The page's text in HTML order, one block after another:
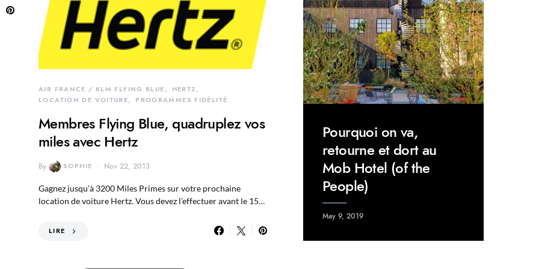
AIR FRANCE / KLM FLYING BLUE
HERTZ
LOCATION DE VOITURE
PROGRAMMES FIDÉLITÉ
Membres Flying Blue, quadruplez vos
miles avec Hertz
By SOPHIE Nov 22, 2013
Gagnez jusqu’à 3200 Miles Primes sur votre prochaine
location de voiture Hertz. Vous devez l’effectuer avant le 15…
LIRE
Pourquoi on va,
retourne et dort au
Mob Hotel (of the
People)
May 9, 2019